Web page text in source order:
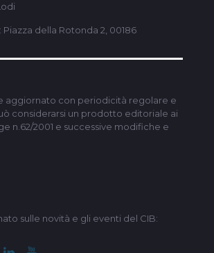
della Rotonda 2, 00186
aggiornato con periodicità regolare e
considerarsi un prodotto editoriale ai
n.62/2001 e successive modifiche e
sulle novità e gli eventi del CIB: